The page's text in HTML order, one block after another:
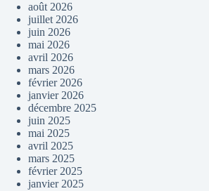
août 2026
juillet 2026
juin 2026
mai 2026
avril 2026
mars 2026
février 2026
janvier 2026
décembre 2025
juin 2025
mai 2025
avril 2025
mars 2025
février 2025
janvier 2025